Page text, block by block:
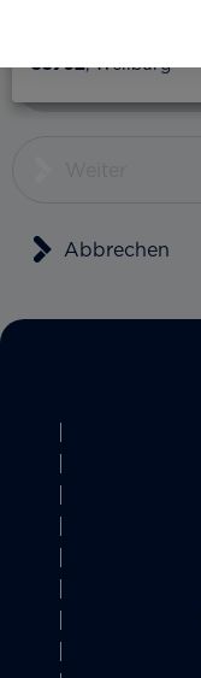
Hausnummer
Abbrechen
35792, Weilburg